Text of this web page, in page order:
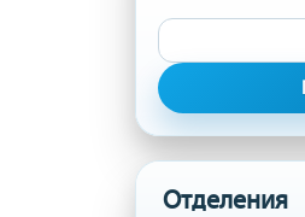
Найти:
Отделения